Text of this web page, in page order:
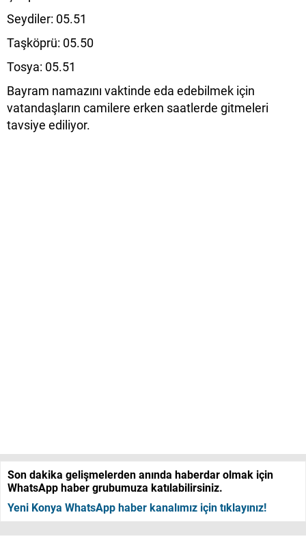
Seydiler: 05.51
Taşköprü: 05.50
Tosya: 05.51
Bayram namazını vaktinde eda edebilmek için
vatandaşların camilere erken saatlerde gitmeleri
tavsiye ediliyor.
Son dakika gelişmelerden anında haberdar olmak için
WhatsApp haber grubumuza katılabilirsiniz.
Yeni Konya WhatsApp haber kanalımız için tıklayınız!